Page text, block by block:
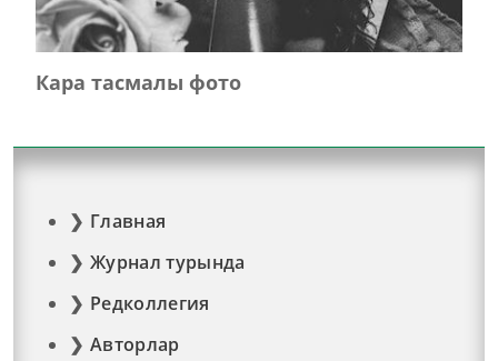
Кара тасмалы фото
Главная
Журнал турында
Редколлегия
Авторлар